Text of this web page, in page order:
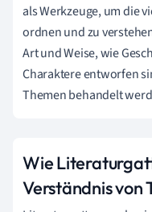
als Werkzeuge, um die
ordnen und zu
Art und Weise, wie
Charaktere entworfen
Themen behandelt
Wie
Verständnis von